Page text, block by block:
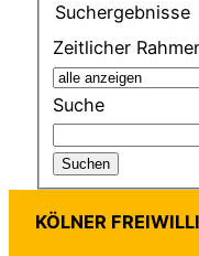
Suchergebnisse
Zeitlicher
Suche
KÖLNER